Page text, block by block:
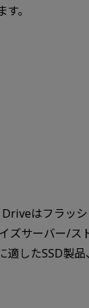
。
はフラッ
ズサーバー/
適したSSD製